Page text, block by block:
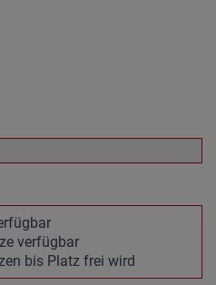
verfügbar
bis Platz frei wird